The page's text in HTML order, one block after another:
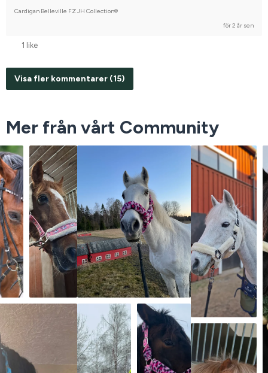
Cardigan Belleville FZ JH Collection®
för 2 år sen
1 like
Visa fler kommentarer (15)
Mer från vårt Community